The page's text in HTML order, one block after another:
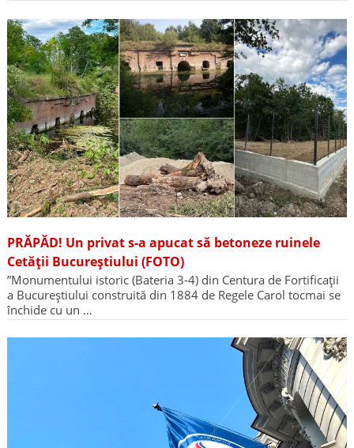
PRĂPĂD! Un privat s-a apucat să betoneze ruinele
Cetății Bucureștiului (FOTO)
”Monumentului istoric (Bateria 3-4) din Centura de Fortificații
a Bucureștiului construită din 1884 de Regele Carol tocmai se
închide cu un …